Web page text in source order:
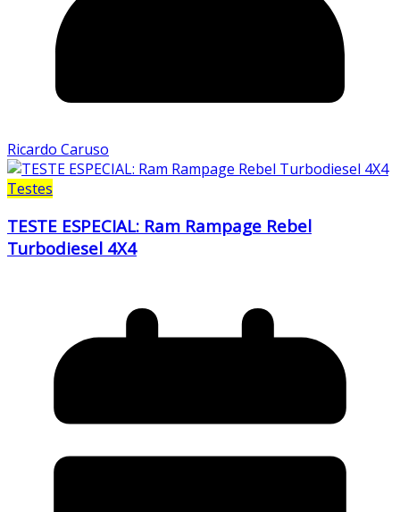
Ricardo Caruso
Testes
TESTE ESPECIAL: Ram Rampage Rebel
Turbodiesel 4X4